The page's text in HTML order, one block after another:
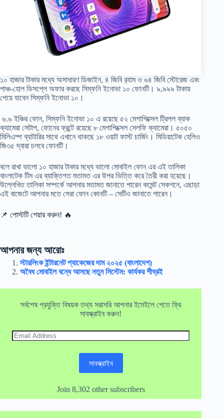
১০ হাজার টাকার মধ্যে অসাধারণ ডিজাইন, ৪ জিবি র‍্যাম ও ৬৪ জিবি স্টোরেজ এবং
পাঞ্চ-হোল ডিসপ্লে অফার করছে সিম্ফনি ইনোভা ১০ ফোনটি। ৯,৯৯৯ টাকায়
পেয়ে যাবেন সিম্ফনি ইনোভা ১০।
৬.৬ ইঞ্চির ফোন, সিম্ফনি ইনোভা ১০ এ রয়েছে ৫২ মেগাপিক্সেল ট্রিপল ব্যাক
ক্যামেরা সেটাপ, ফোনের ফ্রন্টে রয়েছে ৮ মেগাপিক্সেল সেলফি ক্যামেরা। ৫০৫০
মিলিএম্প ব্যাটারির সাথে এখানে থাকছে ১৮ ওয়াট ফাস্ট চার্জিং। মিডিয়াটেক হেলিও
জি৩৫ দ্বারা চলবে ফোনটি।
বলে রাখা ভালো ১০ হাজার টাকার মধ্যে ভালো মোবাইল ফোন এর এই তালিকা
বাংলাটেক টিম এর ব্যাক্তিগত মতামত এর উপর ভিত্তি করে তৈরী করা হয়েছে।
উল্লেখিত তালিকা সম্পর্কে আপনার মতামত জানাতে পারেন কমেন্ট সেকশনে, এছাড়া
এই বাজেটে আপনার মতে সেরা ফোন কোনটি – সেটিও জানাতে পারেন।
📌 পোস্টটি শেয়ার করুন! 🔥
আপনার জন্য আরোঃ
স্টারলিংক ইন্টারনেট প্যাকেজের দাম ২০২৫ (বাংলাদেশ)
অবৈধ মোবাইল বন্ধে আসছে নতুন সিস্টেম: কার্যকর শীঘ্রই
সর্বশেষ প্রযুক্তি বিষয়ক তথ্য সরাসরি আপনার ইমেইলে পেতে ফ্রি
সাবস্ক্রাইব করুন!
Email
Address
সাবস্ক্রাইব
Join 8,302 other subscribers